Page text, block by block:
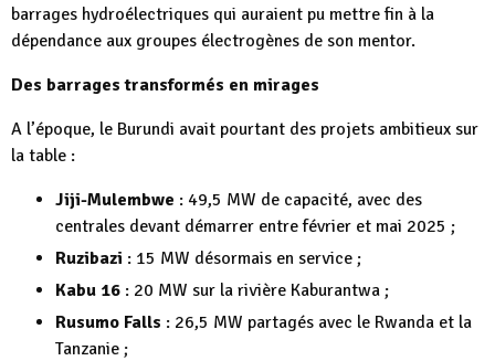
barrages hydroélectriques qui auraient pu mettre fin à la
dépendance aux groupes électrogènes de son mentor.
Des barrages transformés en mirages
A l’époque, le Burundi avait pourtant des projets ambitieux sur
la table :
Jiji-Mulembwe : 49,5 MW de capacité, avec des
centrales devant démarrer entre février et mai 2025 ;
Ruzibazi : 15 MW désormais en service ;
Kabu 16 : 20 MW sur la rivière Kaburantwa ;
Rusumo Falls : 26,5 MW partagés avec le Rwanda et la
Tanzanie ;